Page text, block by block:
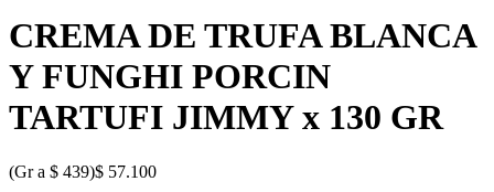
CREMA DE TRUFA BLANCA
Y FUNGHI PORCIN
TARTUFI JIMMY x 130 GR
(Gr a $ 439)$ 57.100